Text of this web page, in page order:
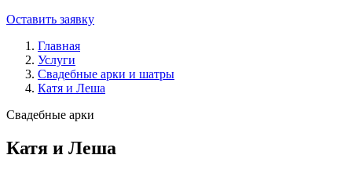
Оставить заявку
Главная
Услуги
Свадебные арки и шатры
Катя и Леша
Свадебные арки
Катя и Леша